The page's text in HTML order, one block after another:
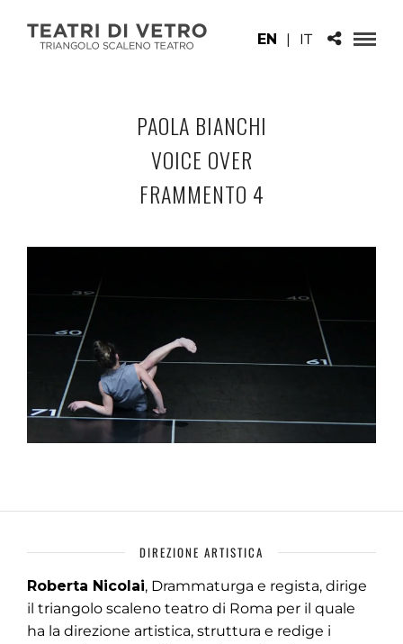
EN | IT
PAOLA BIANCHI
VOICE OVER
FRAMMENTO 4
DIREZIONE ARTISTICA
Roberta Nicolai, Drammaturga e regista, dirige
il triangolo scaleno teatro di Roma per il quale
ha la direzione artistica, struttura e redige i